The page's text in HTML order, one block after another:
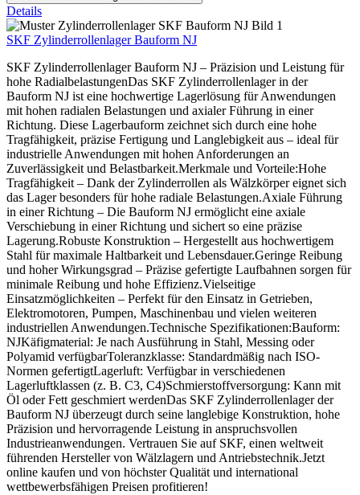
Details
SKF Zylinderrollenlager Bauform NJ
SKF Zylinderrollenlager Bauform NJ – Präzision und Leistung für
hohe RadialbelastungenDas SKF Zylinderrollenlager in der
Bauform NJ ist eine hochwertige Lagerlösung für Anwendungen
mit hohen radialen Belastungen und axialer Führung in einer
Richtung. Diese Lagerbauform zeichnet sich durch eine hohe
Tragfähigkeit, präzise Fertigung und Langlebigkeit aus – ideal für
industrielle Anwendungen mit hohen Anforderungen an
Zuverlässigkeit und Belastbarkeit.Merkmale und Vorteile:Hohe
Tragfähigkeit – Dank der Zylinderrollen als Wälzkörper eignet sich
das Lager besonders für hohe radiale Belastungen.Axiale Führung
in einer Richtung – Die Bauform NJ ermöglicht eine axiale
Verschiebung in einer Richtung und sichert so eine präzise
Lagerung.Robuste Konstruktion – Hergestellt aus hochwertigem
Stahl für maximale Haltbarkeit und Lebensdauer.Geringe Reibung
und hoher Wirkungsgrad – Präzise gefertigte Laufbahnen sorgen für
minimale Reibung und hohe Effizienz.Vielseitige
Einsatzmöglichkeiten – Perfekt für den Einsatz in Getrieben,
Elektromotoren, Pumpen, Maschinenbau und vielen weiteren
industriellen Anwendungen.Technische Spezifikationen:Bauform:
NJKäfigmaterial: Je nach Ausführung in Stahl, Messing oder
Polyamid verfügbarToleranzklasse: Standardmäßig nach ISO-
Normen gefertigtLagerluft: Verfügbar in verschiedenen
Lagerluftklassen (z. B. C3, C4)Schmierstoffversorgung: Kann mit
Öl oder Fett geschmiert werdenDas SKF Zylinderrollenlager der
Bauform NJ überzeugt durch seine langlebige Konstruktion, hohe
Präzision und hervorragende Leistung in anspruchsvollen
Industrieanwendungen. Vertrauen Sie auf SKF, einen weltweit
führenden Hersteller von Wälzlagern und Antriebstechnik.Jetzt
online kaufen und von höchster Qualität und international
wettbewerbsfähigen Preisen profitieren!